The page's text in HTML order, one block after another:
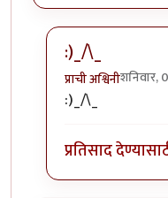
:)_/\_
प्राची अश्विनीशनिवार,
In reply to
:)_/\_
प्रतिसाद